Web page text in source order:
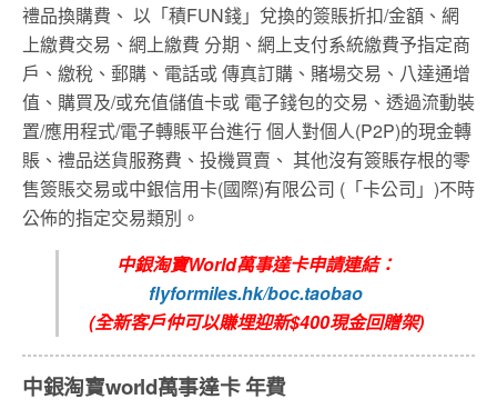
禮品換購費、 以「積FUN錢」兌換的簽賬折扣/金額、網
上繳費交易、網上繳費 分期、網上支付系統繳費予指定商
戶、繳稅、郵購、電話或 傳真訂購、賭場交易、八達通增
值、購買及/或充值儲值卡或 電子錢包的交易、透過流動裝
置/應用程式/電子轉賬平台進行 個人對個人(P2P)的現金轉
賬、禮品送貨服務費、投機買賣、 其他沒有簽賬存根的零
售簽賬交易或中銀信用卡(國際)有限公司 (「卡公司」)不時
公佈的指定交易類別。
中銀淘寶World萬事達卡申請連結：
flyformiles.hk/boc.taobao
(全新客戶仲可以賺埋迎新$400現金回贈架)
中銀淘寶world萬事達卡 年費